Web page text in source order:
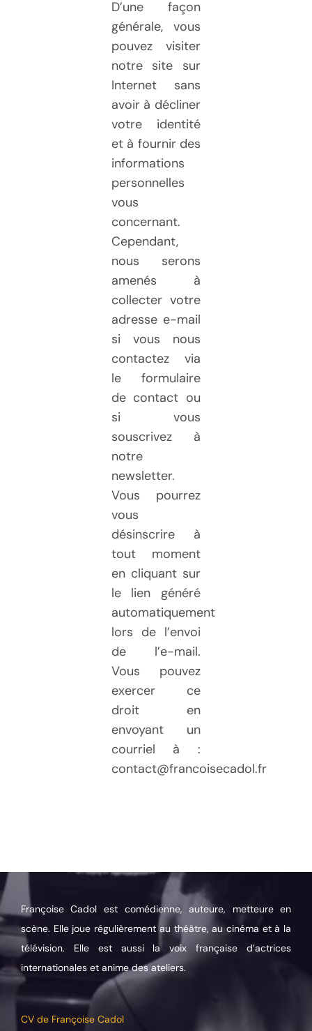
D’une façon
générale, vous
pouvez visiter
notre site sur
Internet sans
avoir à décliner
votre identité
et à fournir des
informations
personnelles
vous
concernant.
Cependant,
nous serons
amenés à
collecter votre
adresse e-mail
si vous nous
contactez via
le formulaire
de contact ou
si vous
souscrivez à
notre
newsletter.
Vous pourrez
vous
désinscrire à
tout moment
en cliquant sur
le lien généré
automatiquement
lors de l’envoi
de l’e-mail.
Vous pouvez
exercer ce
droit en
envoyant un
courriel à :
contact@francoisecadol.fr
Françoise Cadol est comédienne, auteure, metteure en
scène. Elle joue régulièrement au théâtre, au cinéma et à la
télévision. Elle est aussi la voix française d’actrices
internationales et anime des ateliers.
CV de Françoise Cadol